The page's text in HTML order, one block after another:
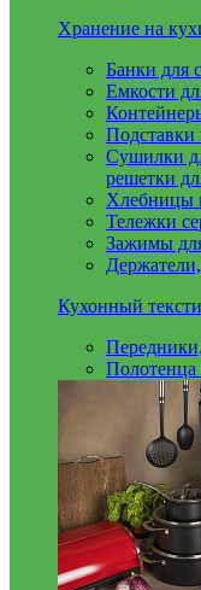
Хранение на
Банки для
Емкости
Подставки
Сушилки
решетки
Хлебницы
Тележки
Зажимы
Кухонный
Полотенца